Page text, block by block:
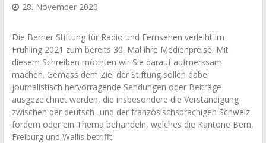
28. November 2020
Die Berner Stiftung für Radio und Fernsehen verleiht im
Frühling 2021 zum bereits 30. Mal ihre Medienpreise. Mit
diesem Schreiben möchten wir Sie darauf aufmerksam
machen. Gemäss dem Ziel der Stiftung sollen dabei
journalistisch hervorragende Sendungen oder Beiträge
ausgezeichnet werden, die insbesondere die Verständigung
zwischen der deutsch- und der französischsprachigen Schweiz
fördern oder ein Thema behandeln, welches die Kantone Bern,
Freiburg und Wallis betrifft.